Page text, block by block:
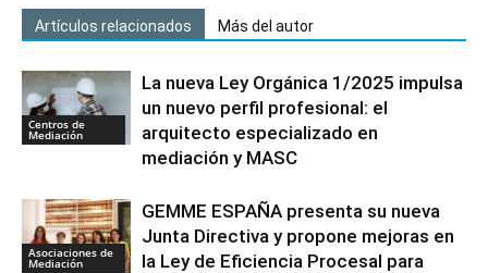
Artículos relacionados Más del autor
Centros de
Mediación
La nueva Ley Orgánica 1/2025 impulsa
un nuevo perfil profesional: el
arquitecto especializado en
mediación y MASC
Asociaciones de
Mediación
GEMME ESPAÑA presenta su nueva
Junta Directiva y propone mejoras en
la Ley de Eficiencia Procesal para